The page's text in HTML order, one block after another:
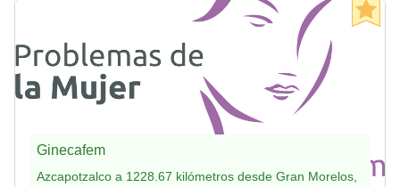
Ginecafem
Azcapotzalco a 1228.67 kilómetros desde Gran Morelos,